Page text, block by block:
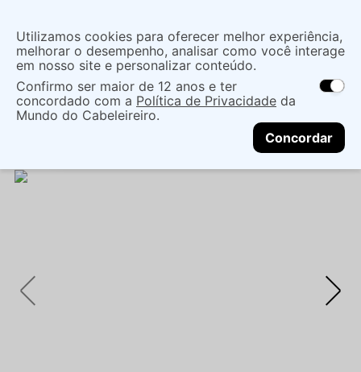
localização
As ofertas e opções de entrega variam de
acordo com a região.Não sei meu CEP
CONTINUAR
O que você procura?
Cabelo
Marcas Tradicionais
FLUIDO LOWELL LISO
MÁGICO 200ML: LISO & PROTEÇÃO TÉRMICA
Utilizamos cookies para oferecer melhor experiência,
melhorar o desempenho, analisar como você interage
em nosso site e personalizar conteúdo.
Confirmo ser maior de 12 anos e ter
concordado com a Política de Privacidade da
Mundo do Cabeleireiro.
Concordar